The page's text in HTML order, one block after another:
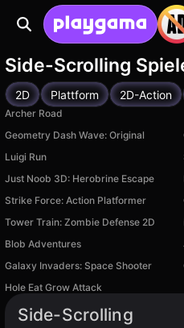
Side-Scrolling
2D Plattform 2D-Action
Archer Road
Geometry Dash Wave: Original
Luigi Run
Just Noob 3D: Herobrine Escape
Strike Force: Action Platformer
Tower Train: Zombie Defense 2D
Blob Adventures
Galaxy Invaders: Space Shooter
Verfügbar auf PC
Hole Eat Grow Attack
Side-Scrolling